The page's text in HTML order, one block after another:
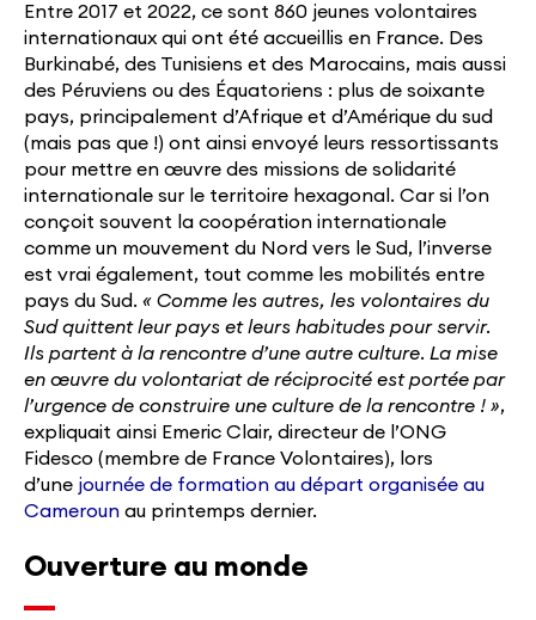
Entre 2017 et 2022, ce sont 860 jeunes volontaires
internationaux qui ont été accueillis en France. Des
Burkinabé, des Tunisiens et des Marocains, mais aussi
des Péruviens ou des Équatoriens : plus de soixante
pays, principalement d’Afrique et d’Amérique du sud
(mais pas que !) ont ainsi envoyé leurs ressortissants
pour mettre en œuvre des missions de solidarité
internationale sur le territoire hexagonal. Car si l’on
conçoit souvent la coopération internationale
comme un mouvement du Nord vers le Sud, l’inverse
est vrai également, tout comme les mobilités entre
pays du Sud. « Comme les autres, les volontaires du
Sud quittent leur pays et leurs habitudes pour servir.
Ils partent à la rencontre d’une autre culture. La mise
en œuvre du volontariat de réciprocité est portée par
l’urgence de construire une culture de la rencontre ! »,
expliquait ainsi Emeric Clair, directeur de l’ONG
Fidesco (membre de France Volontaires), lors
d’une journée de formation au départ organisée au
Cameroun au printemps dernier.
Ouverture au monde